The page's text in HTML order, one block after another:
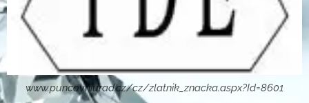
www.puncovniurad.cz/cz/zlatnik_znacka.aspx?Id=8601